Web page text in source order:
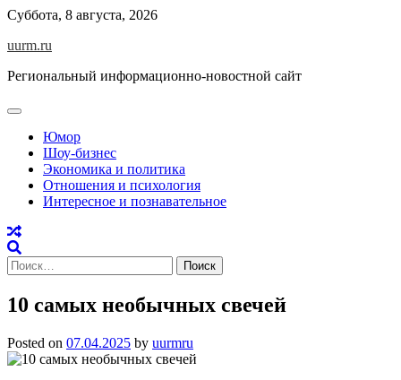
Skip
content
Суббота, 8 августа, 2026
uurm.ru
Региональный информационно-новостной сайт
Юмор
Шоу-бизнес
Экономика и политика
Отношения и психология
Интересное и познавательное
Найти:
10 самых необычных свечей
Posted on 07.04.2025 by uurmru